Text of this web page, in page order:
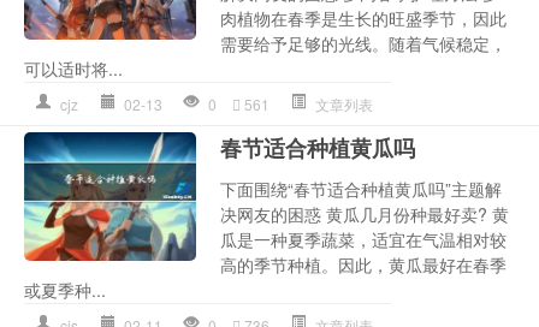
肉植物在春季是生长的旺盛季节，因此
需要给予足够的光线。随着气候稳定，
可以适时将...
cjz 02-13 0 561 文章列表
春节适合种植黄瓜吗
下面围绕“春节适合种植黄瓜吗”主题解
决网友的困惑 黄瓜几月份种最好卖? 黄
瓜是一种夏季蔬菜，适宜在气温相对较
高的季节种植。因此，黄瓜最好在春季
或夏季种...